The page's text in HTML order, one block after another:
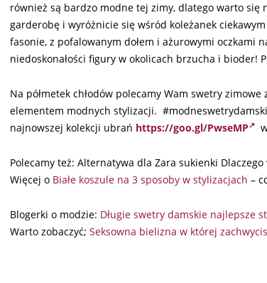
również są bardzo modne tej zimy, dlatego warto
garderobę i wyróżnicie się wśród koleżanek
fasonie, z pofalowanym dołem i ażurowymi oczkami
niedoskonałości figury w okolicach brzucha i bioder!
Na półmetek chłodów polecamy Wam swetry
elementem modnych stylizacji.
najnowszej kolekcji ubrań https://goo.gl/PwseMP
Polecamy też: Alternatywa dla Zara sukienki
Więcej o Białe koszule na 3 sposoby w stylizacjach –
Blogerki o modzie: Długie swetry damskie najlepsze
Warto zobaczyć; Seksowna bielizna w której